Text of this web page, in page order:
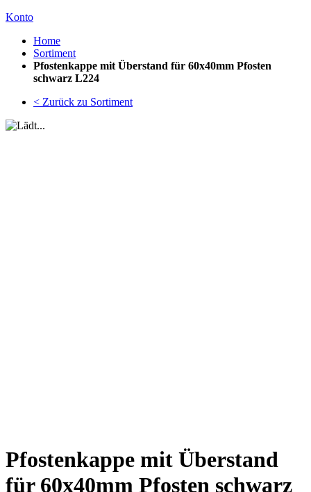
Konto
Home
Sortiment
Pfostenkappe mit Überstand für 60x40mm Pfosten
schwarz L224
< Zurück zu Sortiment
Pfostenkappe mit Überstand
für 60x40mm Pfosten schwarz